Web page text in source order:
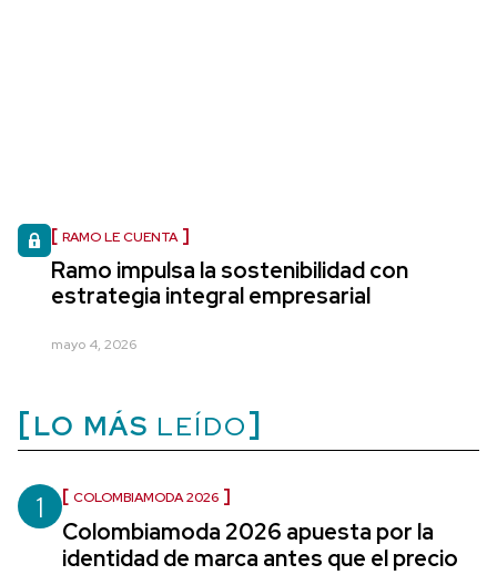
RAMO LE CUENTA
Ramo impulsa la sostenibilidad con
estrategia integral empresarial
mayo 4, 2026
LO MÁS LEÍDO
1 COLOMBIAMODA 2026
Colombiamoda 2026 apuesta por la
identidad de marca antes que el precio